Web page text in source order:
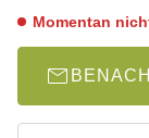
Momentan